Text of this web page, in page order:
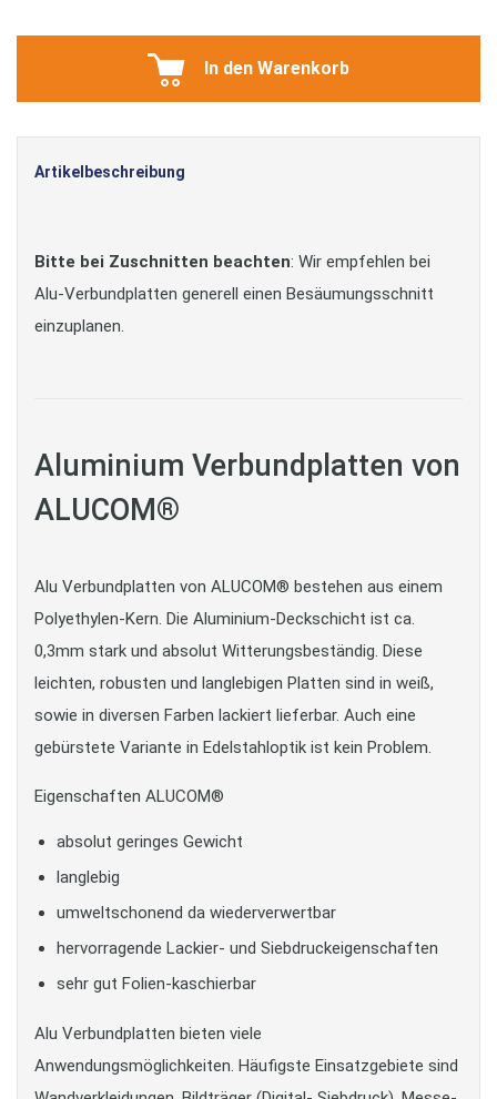
In den Warenkorb
Artikelbeschreibung
Bitte bei Zuschnitten beachten: Wir empfehlen bei
Alu-Verbundplatten generell einen Besäumungsschnitt
einzuplanen.
Aluminium Verbundplatten von
ALUCOM®
Alu Verbundplatten von ALUCOM® bestehen aus einem
Polyethylen-Kern. Die Aluminium-Deckschicht ist ca.
0,3mm stark und absolut Witterungsbeständig. Diese
leichten, robusten und langlebigen Platten sind in weiß,
sowie in diversen Farben lackiert lieferbar. Auch eine
gebürstete Variante in Edelstahloptik ist kein Problem.
Eigenschaften ALUCOM®
absolut geringes Gewicht
langlebig
umweltschonend da wiederverwertbar
hervorragende Lackier- und Siebdruckeigenschaften
sehr gut Folien-kaschierbar
Alu Verbundplatten bieten viele
Anwendungsmöglichkeiten. Häufigste Einsatzgebiete sind